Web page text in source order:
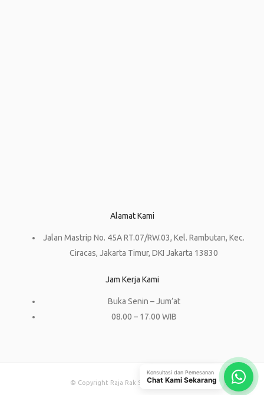
Alamat Kami
Jalan Mastrip No. 45A RT.07/RW.03, Kel. Rambutan, Kec.
Ciracas, Jakarta Timur, DKI Jakarta 13830
Jam Kerja Kami
Buka Senin – Jum’at
08.00 – 17.00 WIB
© Copyright Raja Rak Supermarket 2023
Konsultasi dan Pemesanan
Chat Kami Sekarang